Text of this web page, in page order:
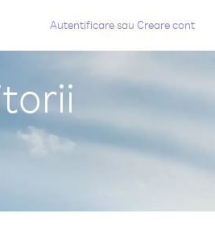
Autentificaresau Creare cont